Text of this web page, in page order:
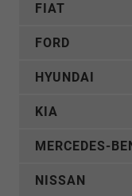
FIAT
FORD
HYUNDAI
KIA
MERCEDES-
NISSAN